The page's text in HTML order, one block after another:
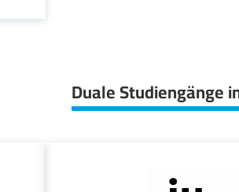
Duale Studiengänge